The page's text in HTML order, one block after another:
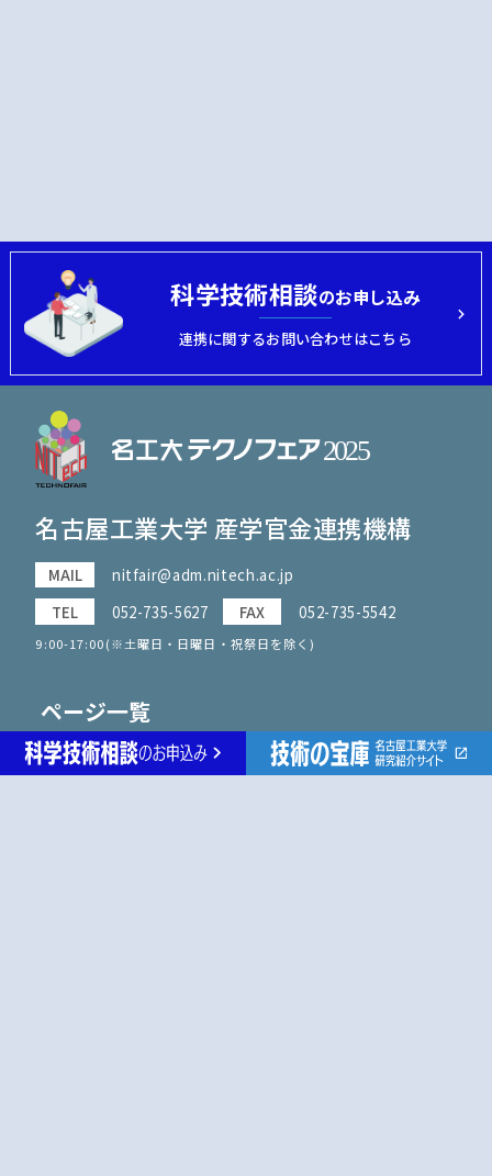
科学技術相談のお申し込み
連携に関するお問い合わせはこちら
名古屋工業大学 産学官金連携機構
MAIL
nitfair@adm.nitech.ac.jp
TEL
052-735-5627 FAX 052-735-5542
9:00-17:00(※土曜日・日曜日・祝祭日を除く)
ページ一覧
トップページ
特別講演